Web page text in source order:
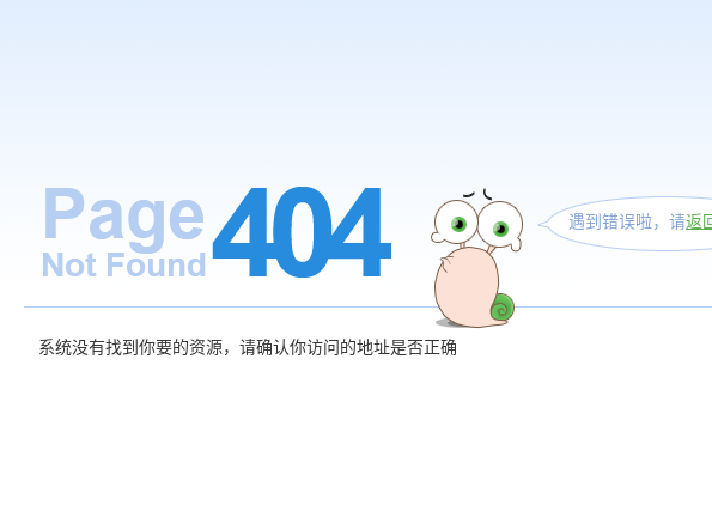
遇到错误啦，请返
系统没有找到你要的资源，请确认你访问的地址是否正确